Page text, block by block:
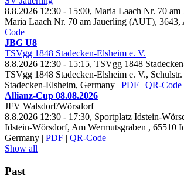
8.8.2026 12:30 - 15:00, Maria Laach Nr. 70 am
Maria Laach Nr. 70 am Jauerling (AUT), 3643,
Code
JBG U8
TSVgg 1848 Stadecken-Elsheim e. V.
8.8.2026 12:30 - 15:15, TSVgg 1848
TSVgg 1848 Stadecken-Elsheim e. V., Schulstr.
Stadecken-Elsheim, Germany | PDF | QR-Code
Allianz-Cup 08.08.2026
JFV Walsdorf/Wörsdorf
8.8.2026 12:30 - 17:30, Sportplatz Idstein-
Idstein-Wörsdorf, Am Wermutsgraben , 65510
Germany | PDF | QR-Code
Show all
Past